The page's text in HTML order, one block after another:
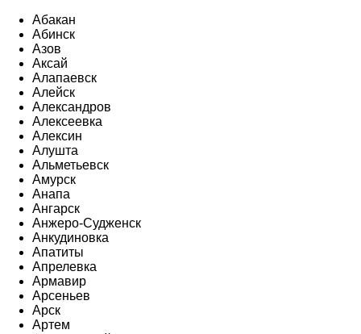
Абакан
Абинск
Азов
Аксай
Алапаевск
Алейск
Александров
Алексеевка
Алексин
Алушта
Альметьевск
Амурск
Анапа
Ангарск
Анжеро-Судженск
Анкудиновка
Апатиты
Апрелевка
Армавир
Арсеньев
Арск
Артем